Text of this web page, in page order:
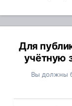
Для
учётную
Вы должны